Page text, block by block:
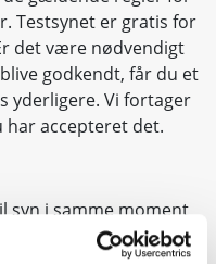
Testsynet er gratis for
det være nødvendigt
godkendt, får du et
yderligere. Vi fortager
accepteret det.
syn i samme moment
alt klaret på én gang.